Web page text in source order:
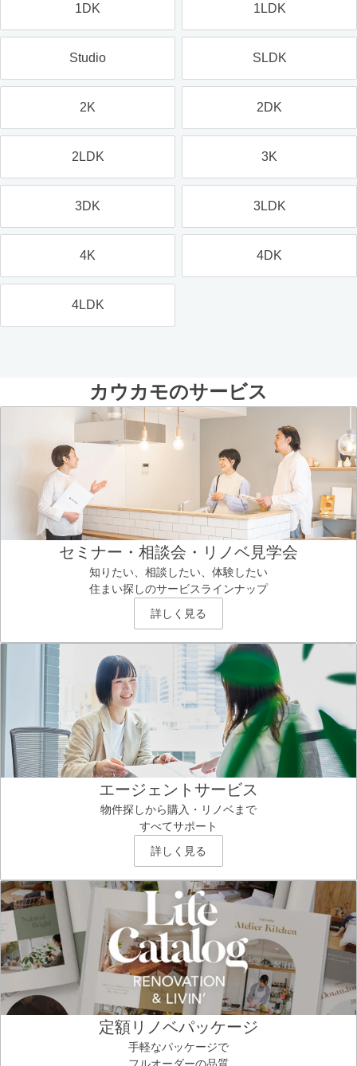
1DK 1LDK
Studio SLDK
2K 2DK
2LDK 3K
3DK 3LDK
4K 4DK
4LDK
カウカモのサービス
セミナー・相談会・リノベ見学会
知りたい、相談したい、体験したい
住まい探しのサービスラインナップ
詳しく見る
エージェントサービス
物件探しから購入・リノベまで
すべてサポート
詳しく見る
定額リノベパッケージ
手軽なパッケージで